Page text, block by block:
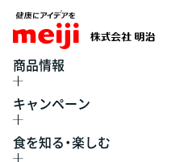
商品情報
キャンペーン
食を知る・楽しむ